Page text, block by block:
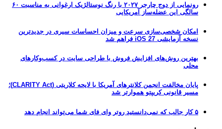
رونمایی از دوج چارجر ۲۰۲۷ با رنگ نوستالژیک ارغوانی به مناسبت ۶۰
سالگی این عضله‌ساز آمریکایی
امکان شخصی‌سازی سرعت و میزان احساسات سیری در جدیدترین
نسخه آزمایشی iOS 27 فراهم شد
بهترین روش‌های افزایش فروش با طراحی سایت در کسب‌وکارهای
محلی
پایان مخالفت انجمن کلانترهای آمریکا با لایحه کلاریتی (CLARITY Act)؛
مسیر قانونی کریپتو هموارتر شد
۵ کار جالب که نمی‌دانستید روتر وای فای شما می‌تواند انجام دهد